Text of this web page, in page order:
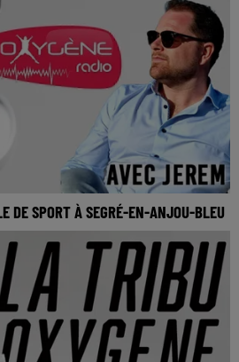
DE SPORT À SEGRÉ-EN-ANJOU-BLEU
sport à Segré-en-Anjou-Bleu